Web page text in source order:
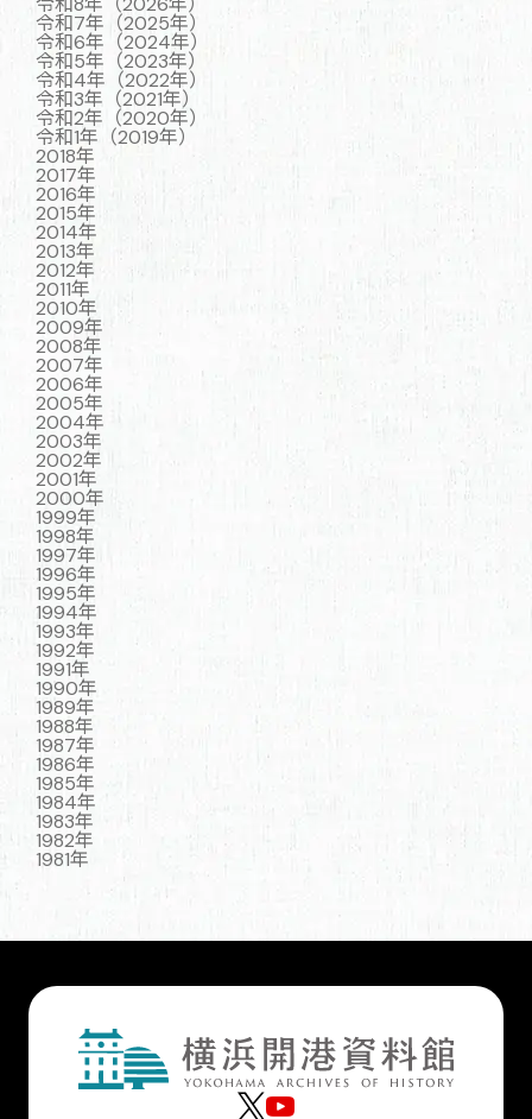
令和7年（2025年）
令和6年（2024年）
令和5年（2023年）
令和4年（2022年）
令和3年（2021年）
令和2年（2020年）
令和1年（2019年）
2018年
2017年
2016年
2015年
2014年
2013年
2012年
2011年
2010年
2009年
2008年
2007年
2006年
2005年
2004年
2003年
2002年
2001年
2000年
1999年
1998年
1997年
1996年
1995年
1994年
1993年
1992年
1991年
1990年
1989年
1988年
1987年
1986年
1985年
1984年
1983年
1982年
1981年